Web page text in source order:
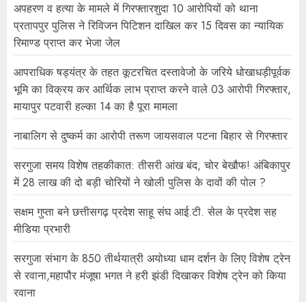
अपहरण व हत्या के मामले में गिरफ्तारशुदा 10 आरोपियों को थाना
प्रतापपुर पुलिस ने रिविजन पिटिशन दाखिल कर 15 दिवस का न्यायिक
रिमाण्ड प्राप्त कर भेजा जेल
आपराधिक षड्यंत्र के तहत कूटरचित दस्तावेजो के जरिये धोखाधड़ीपूर्वक
भूमि का विक्रय कर आर्थिक लाभ प्राप्त करने वाले 03 आरोपी गिरफ्तार,
मायापुर पटवारी हल्का 14 का है पूरा मामला
नाबालिग से दुष्कर्म का आरोपी तरूण जायसवाल पटना बिहार से गिरफ्तार
सरगुजा समय विशेष तहकीकात: तीसरी आंख बंद, चोर बेखौफ! अंबिकापुर
में 28 लाख की दो बड़ी चोरियों ने खोली पुलिस के दावों की पोल ?
सक्षम गुप्ता बने छत्तीसगढ़ प्रदेश साहू संघ आई.टी. सेल के प्रदेश सह
मीडिया प्रभारी
सरगुजा संभाग के 850 तीर्थयात्री अयोध्या धाम दर्शन के लिए विशेष ट्रेन
से रवाना,महापौर मंजूषा भगत ने हरी झंडी दिखाकर विशेष ट्रेन को किया
रवाना